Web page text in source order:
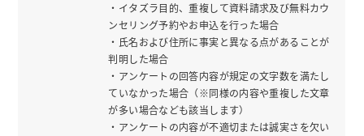
・イタズラ目的、重複して資料請求及び無料カウ
ンセリング予約やお申込を行った場合
・氏名および住所に事実と異なる点があることが
判明した場合
・アンケートの回答内容が規定の文字数を満たし
ていなかった場合（※同様の内容や重複した文章
が多い場合なども該当します）
・アンケートの内容が不適切または誠実さを欠い